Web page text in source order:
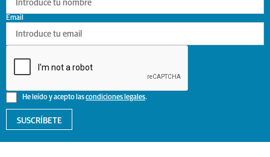
He leído y acepto lascondiciones legales.
Email
SUSCRÍBETE